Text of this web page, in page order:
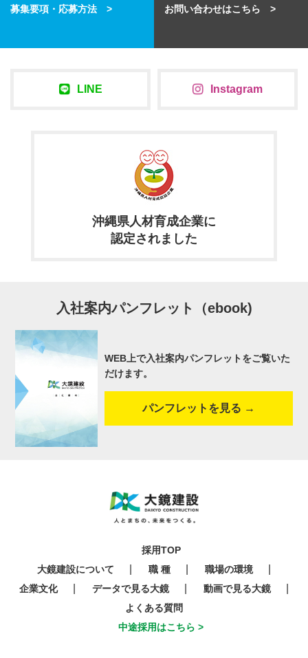
募集要項・応募方法 > お問い合わせはこちら >
LINE Instagram
沖縄県人材育成企業に
認定されました
入社案内パンフレット（ebook)
WEB上で入社案内パンフレットをご覧いた
だけます。
パンフレットを見る →
採用TOP
大鏡建設について
職 種
職場の環境
企業文化
データで見る大鏡
動画で見る大鏡
よくある質問
中途採用はこちら >